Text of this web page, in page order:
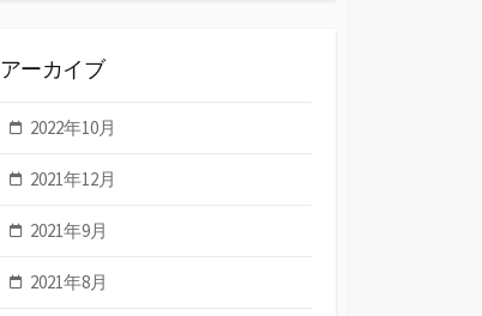
アーカイブ
2022年10月
2021年12月
2021年9月
2021年8月